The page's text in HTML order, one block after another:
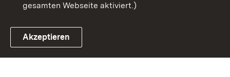
Link zum Landesportal
gesamten Webseite aktiviert.)
Akzeptieren